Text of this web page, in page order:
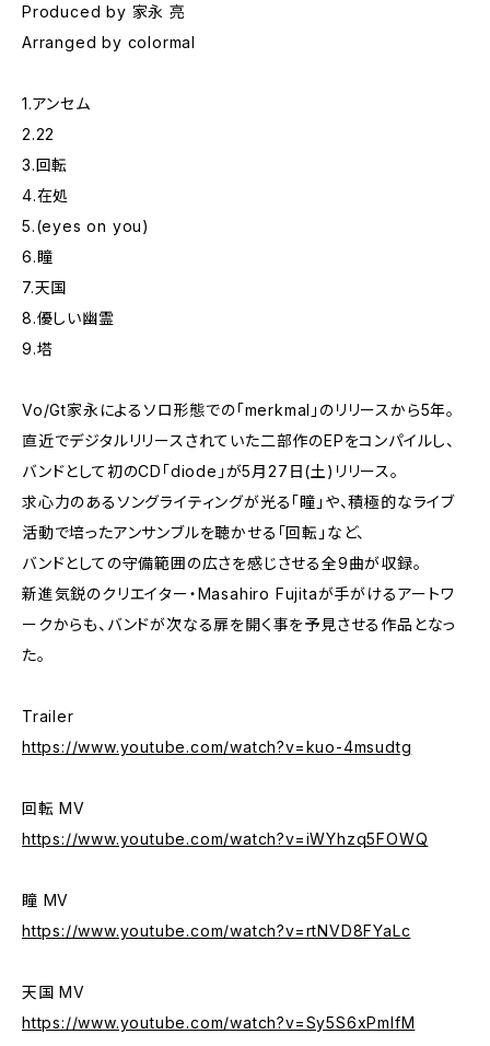
Produced by 家永 亮
Arranged by colormal
1.アンセム
2.22
3.回転
4.在処
5.(eyes on you)
6.瞳
7.天国
8.優しい幽霊
9.塔
Vo/Gt家永によるソロ形態での「merkmal」のリリースから5年。
直近でデジタルリリースされていた二部作のEPをコンパイルし、
バンドとして初のCD「diode」が5月27日(土)リリース。
求心力のあるソングライティングが光る「瞳」や、積極的なライブ
活動で培ったアンサンブルを聴かせる「回転」など、
バンドとしての守備範囲の広さを感じさせる全9曲が収録。
新進気鋭のクリエイター・Masahiro Fujitaが手がけるアートワ
ークからも、バンドが次なる扉を開く事を予見させる作品となっ
た。
Trailer
https://www.youtube.com/watch?v=kuo-4msudtg
回転 MV
https://www.youtube.com/watch?v=iWYhzq5FOWQ
瞳 MV
https://www.youtube.com/watch?v=rtNVD8FYaLc
天国 MV
https://www.youtube.com/watch?v=Sy5S6xPmIfM